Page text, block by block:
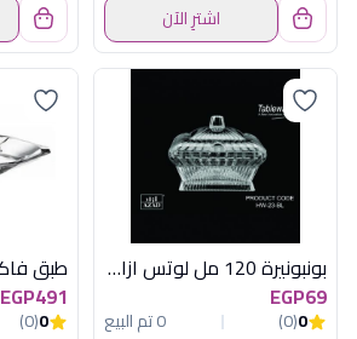
اشترِ الآن
بونبونيرة 120 مل لوتس ازاد اكريلك سعودى
EGP69
0
(0)
0 تم البيع
EGP491
0
(0)